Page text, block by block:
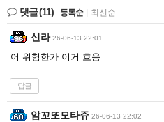
댓글(11) 등록순 최신순
신라 26-06-13 22:01
어 위험한가 이거 흐음
답글
암꼬또모타쥬 26-06-13 22:02